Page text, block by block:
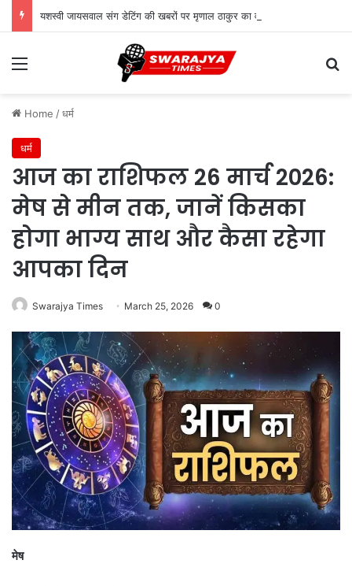
Menu
Home /धर्म
धर्म
आज का राशिफल 26 मार्च 2026:
मेष से मीन तक, जानें किसका
होगा भाग्य साथ और कैसा रहेगा
आपका दिन
Swarajya Times March 25, 2026 0
मेष